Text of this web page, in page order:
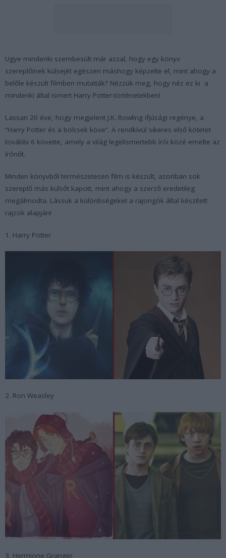
Ugye mindenki szembesült már azzal, hogy egy könyv
szereplőinek külsejét egészen máshogy képzelte el, mint ahogy a
belőle készült filmben mutatták? Nézzük meg, hogy néz ez ki a
mindenki által ismert Harry Potter-történetekben!
Lassan 20 éve, hogy megjelent J.K. Rowling ifjúsági regénye, a
“Harry Potter és a bölcsek köve”. A rendkívül sikeres első kötetet
további 6 követte, amely a világ legelismertebb írói közé emelte az
írónőt.
Minden könyvből természetesen film is készült, azonban sok
szereplő más külsőt kapott, mint ahogy a szerző eredetileg
megálmodta. Lássuk a különbségeket a rajongók által készített
rajzok alapján!
1. Harry Potter
2. Ron Weasley
3. Hermione Granger